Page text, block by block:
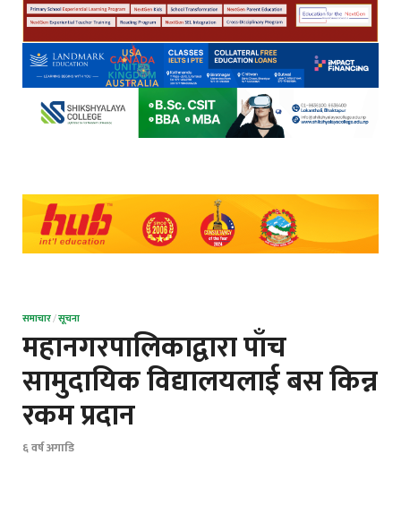
समाचार/सूचना
महानगरपालिकाद्वारा पाँच
सामुदायिक विद्यालयलाई बस किन्न
रकम प्रदान
६ वर्ष अगाडि